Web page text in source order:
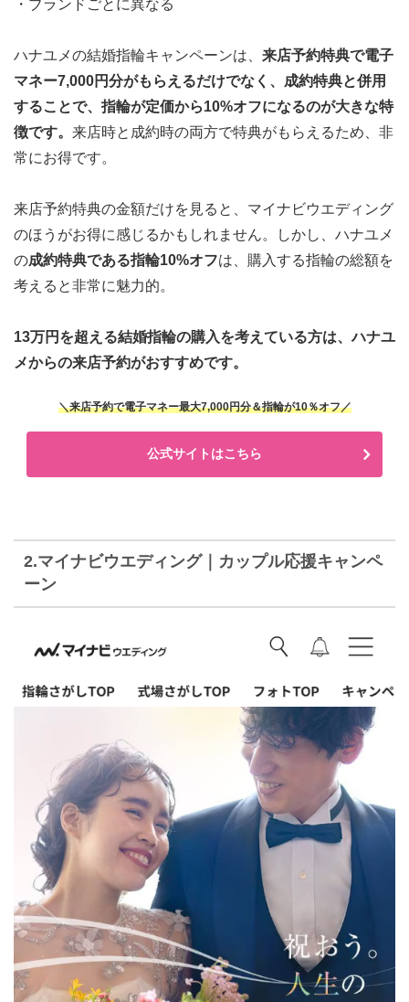
・ブランドごとに異なる
ハナユメの結婚指輪キャンペーンは、 来店予約特典で電子
マネー7,000円分がもらえるだけでなく、成約特典と併用
することで、 指輪が定価から10%オフになるのが大きな特
徴です。 来店時と成約時の両方で特典がもらえるため、非
常にお得です。
来店予約特典の金額だけを見ると、マイナビウエディング
のほうがお得に感じるかもしれません。しかし、ハナユメ
の成約特典である指輪10%オフは、購入する指輪の総額を
考えると非常に魅力的。
13万円を超える結婚指輪の購入を考えている方は、ハナユ
メからの来店予約がおすすめです。
＼来店予約で電子マネー最大7,000円分＆指輪が10％オフ／
公式サイトはこちら
2.マイナビウエディング｜カップル応援キャンペ
ーン